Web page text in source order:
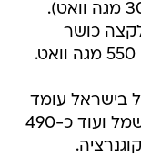
מגוואט), וכן על ידי ייצור פרטי (כ-300 מגה וואט).
כושר
בישראל עומד
על כ-13,130 מגוואט של חברת החשמל ועוד כ-490